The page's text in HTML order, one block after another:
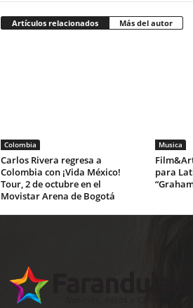
Artículos relacionados Más del autor
Colombia
Carlos Rivera regresa a
Colombia con ¡Vida México!
Tour, 2 de octubre en el
Movistar Arena de Bogotá
Musica
para